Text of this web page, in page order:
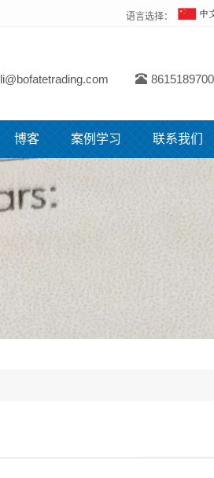
语言选择：
li@bofatetrading.com
博客 案例学习 联系我们